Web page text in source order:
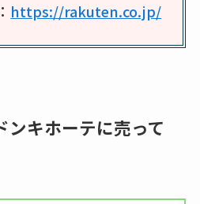
ビタクラフトのウル
キーピング販売終了
https://rakuten.co.jp/
キホーテに売って